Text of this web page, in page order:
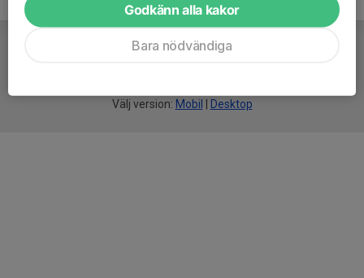
Välj version: Mobil Desktop
Godkänn alla kakor
Bara nödvändiga